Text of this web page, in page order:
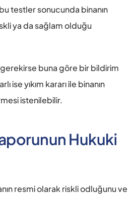
testler sonucunda binanın
ya da sağlam olduğu
gerekirse buna göre bir bildirim
ise yıkım kararı ile binanın
istenilebilir.
Hukuki
resmi olarak riskli odluğunu ve